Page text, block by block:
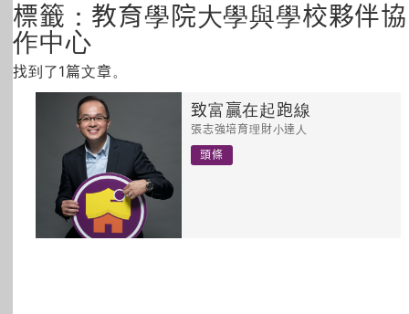
社創薈動 六物窺人
AI：人算不如
藝士匹靈
所有主題
標籤：教育學院大學與學校夥伴協
作中心
找到了1篇文章。
致富贏在起跑線
張志強培育理財小達人
頭條